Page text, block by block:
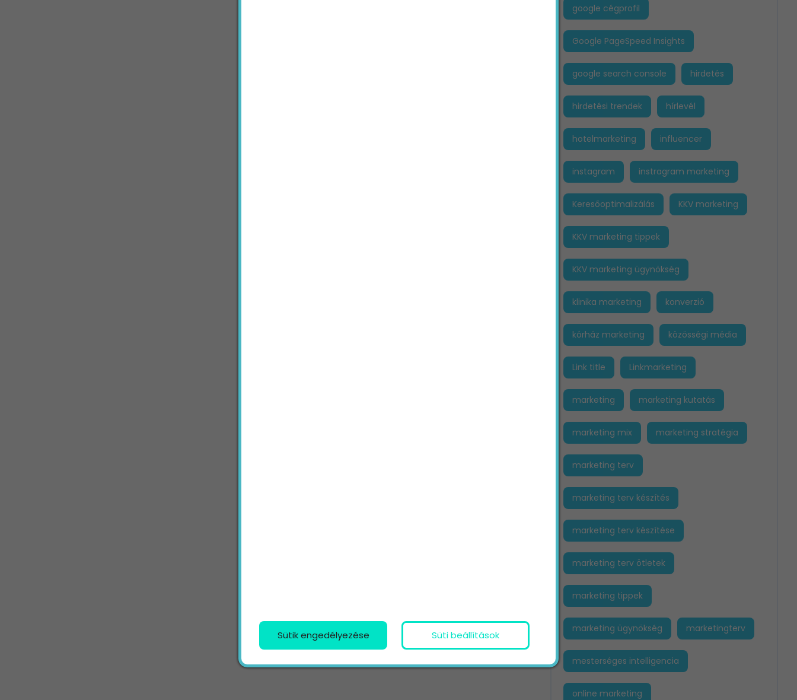
google cégprofil
Google PageSpeed Insights
google search console hirdetés
hirdetési trendek hírlevél
hotelmarketing influencer
instagram instragram marketing
Keresőoptimalizálás KKV marketing
KKV marketing tippek
KKV marketing ügynökség
klinika marketing konverzió
kórház marketing közösségi média
Link title Linkmarketing
marketing marketing kutatás
marketing mix marketing stratégia
marketing terv
marketing terv készítés
marketing terv készítése
marketing terv ötletek
marketing tippek
marketing ügynökség marketingterv
mesterséges intelligencia
online marketing
Sütik engedélyezése Süti beállítások